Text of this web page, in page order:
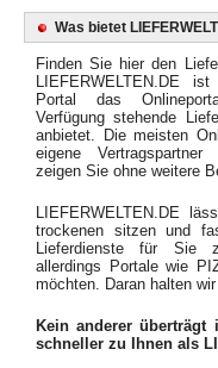
Was bietet
Finden Sie hier den
LIEFERWELTEN.DE
Portal das
Verfügung stehende
anbietet. Die meisten
eigene
zeigen Sie ohne weitere
LIEFERWELTEN.DE
trockenen sitzen und
Lieferdienste für Sie
allerdings Portale wie
möchten. Daran halten
Kein anderer überträgt
schneller zu Ihnen als